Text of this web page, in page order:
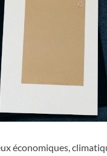
économiques,